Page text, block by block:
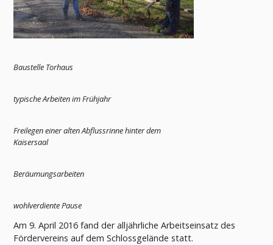
Baustelle Torhaus
typische Arbeiten im Frühjahr
Freilegen einer alten Abflussrinne hinter dem
Kaisersaal
Beräumungsarbeiten
wohlverdiente Pause
Am 9. April 2016 fand der alljährliche Arbeitseinsatz des
Fördervereins auf dem Schlossgelände statt.